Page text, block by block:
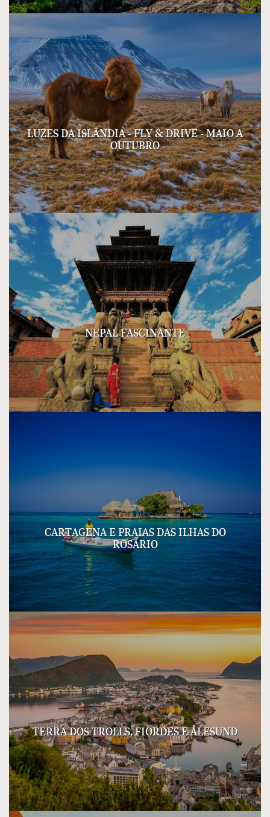
LUZES DA ISLÂNDIA - FLY & DRIVE - MAIO A
OUTUBRO
NEPAL FASCINANTE
CARTAGENA E PRAIAS DAS ILHAS DO
ROSÁRIO
TERRA DOS TROLLS, FIORDES E ÅLESUND